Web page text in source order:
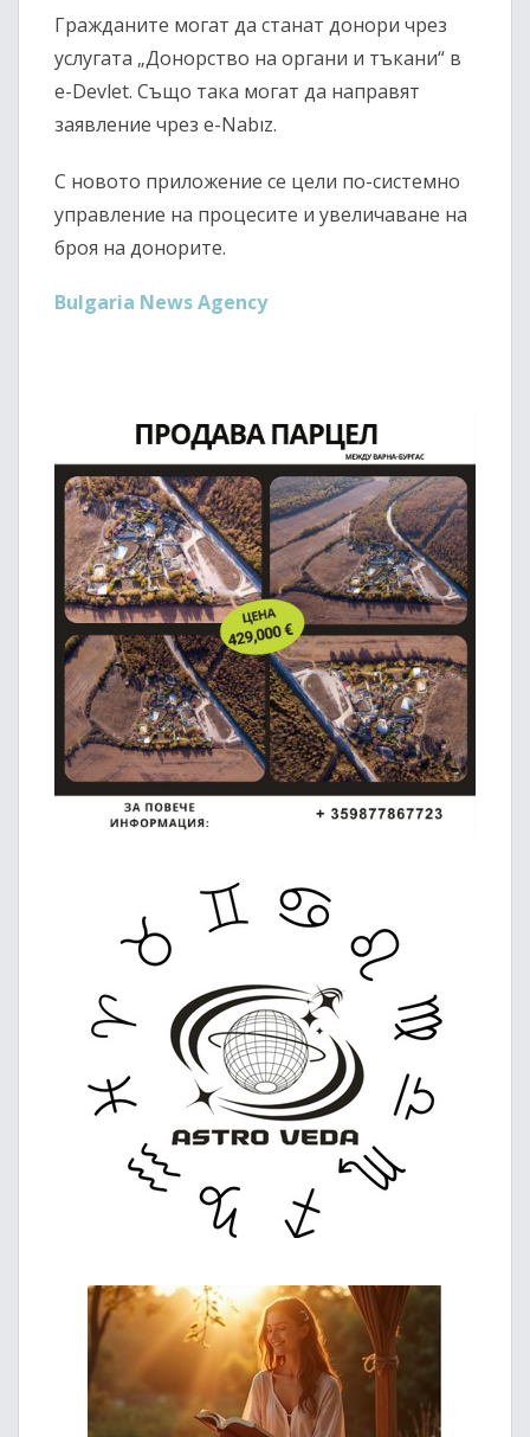
Гражданите могат да станат донори чрез
услугата „Донорство на органи и тъкани“ в
e-Devlet. Също така могат да направят
заявление чрез e-Nabız.
С новото приложение се цели по-системно
управление на процесите и увеличаване на
броя на донорите.
Bulgaria News Agency